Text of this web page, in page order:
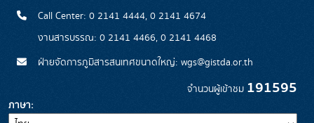
Call Center: 0 2141 4444, 0 2141 4674
งานสารบรรณ: 0 2141 4466, 0 2141 4468
ฝ่ายจัดการภูมิสารสนเทศขนาดใหญ่: wgs@gistda.or.th
จำนวนผู้เข้าชม 191595
ภาษา